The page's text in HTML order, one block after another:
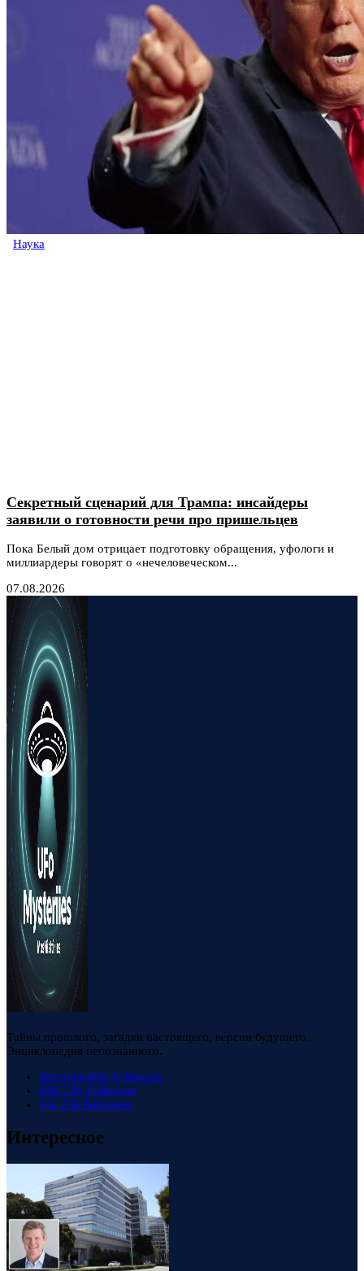
Наука
Секретный сценарий для Трампа: инсайдеры
заявили о готовности речи про пришельцев
Пока Белый дом отрицает подготовку обращения, уфологи и
миллиардеры говорят о «нечеловеческом...
07.08.2026
Тайны прошлого, загадки настоящего, версии будущего.
Энциклопедия непознанного.
Telegram 88k Followers
RSS 23k Followers
VK 23k Followers
Интересное